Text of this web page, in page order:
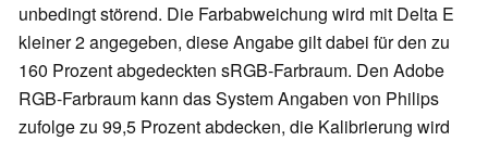
unbedingt störend. Die Farbabweichung wird mit Delta E
kleiner 2 angegeben, diese Angabe gilt dabei für den zu
160 Prozent abgedeckten sRGB-Farbraum. Den Adobe
RGB-Farbraum kann das System Angaben von Philips
zufolge zu 99,5 Prozent abdecken, die Kalibrierung wird